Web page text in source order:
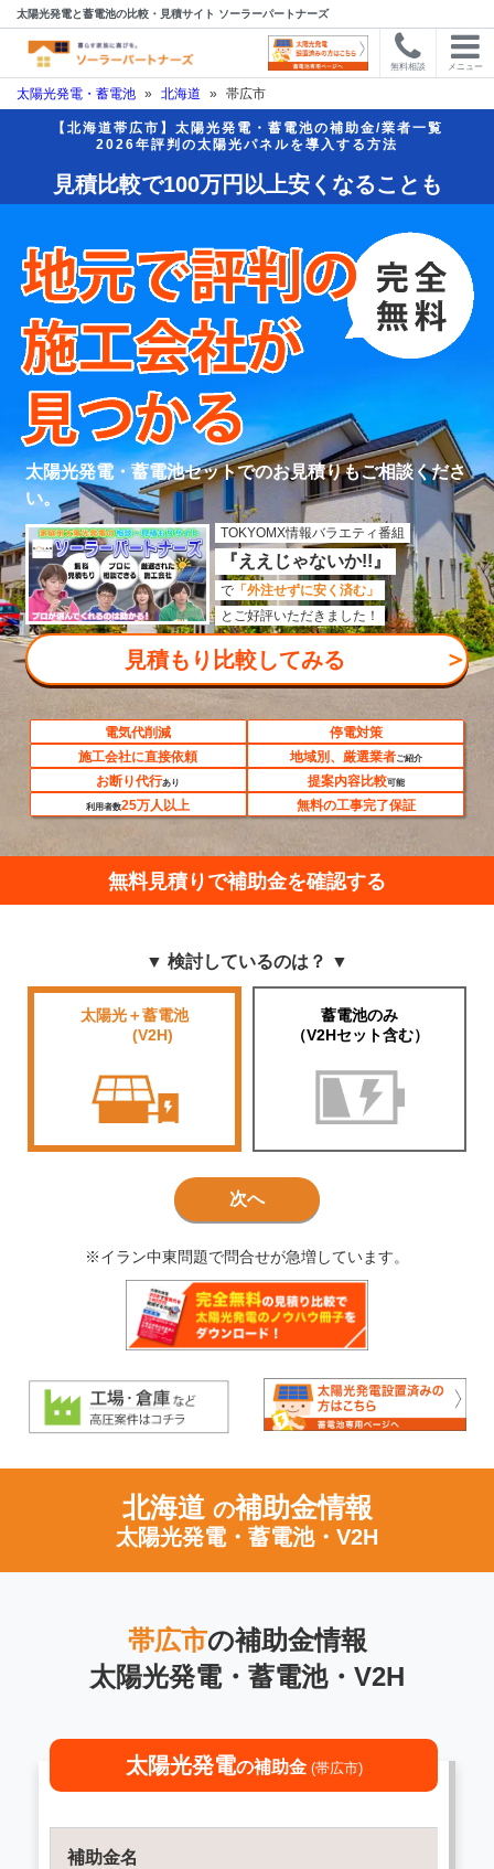
太陽光発電と蓄電池の比較・見積サイト ソーラーパートナーズ
無料相談 メニュー
太陽光発電・蓄電池 » 北海道 » 帯広市
【北海道帯広市】太陽光発電・蓄電池の補助金/業者一覧
2026年評判の太陽光パネルを導入する方法
見積比較で100万円以上安くなることも
太陽光発電・蓄電池セットでのお見積りもご相談くださ
い。
TOKYOMX情報バラエティ番組
『ええじゃないか!!』
で 「外注せずに安く済む」
とご好評いただきました！
見積もり比較してみる ＞
電気代削減
停電対策
施工会社に直接依頼
地域別、厳選業者ご紹介
お断り代行あり 提案内容比較可能
利用者数25万人以上 無料の工事完了保証
無料見積りで補助金を確認する
▼ 検討しているのは？ ▼
太陽光＋蓄電池
(V2H)
蓄電池のみ
（V2Hセット含む）
次へ
※イラン中東問題で問合せが急増しています。
北海道 の補助金情報
太陽光発電・蓄電池・V2H
帯広市の補助金情報
太陽光発電・蓄電池・V2H
太陽光発電の補助金 (帯広市)
補助金名